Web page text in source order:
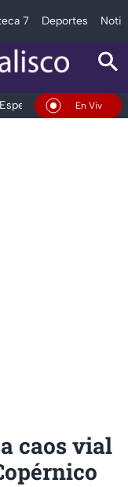
7 Deportes
Espectáculos Deportes
En Vivo
caos vial